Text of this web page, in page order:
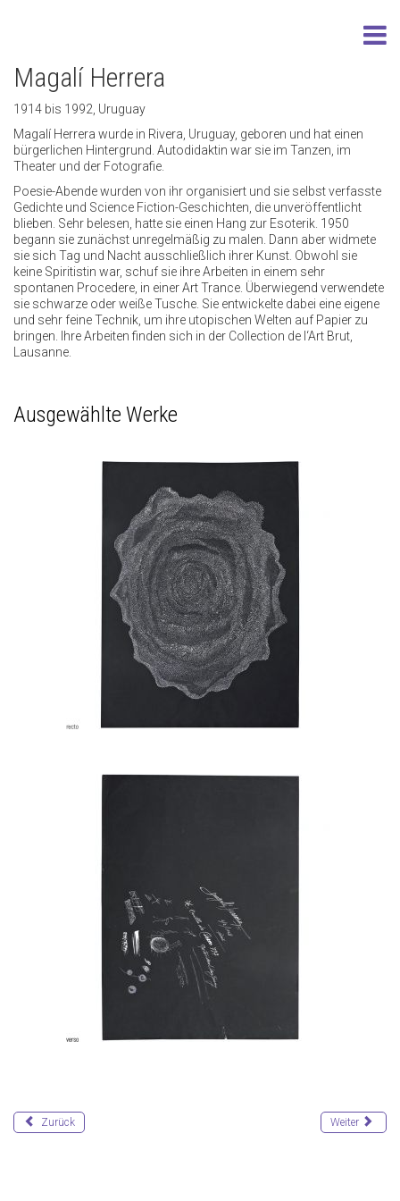
Magalí Herrera
1914 bis 1992, Uruguay
Magalí Herrera wurde in Rivera, Uruguay, geboren und hat einen
bürgerlichen Hintergrund. Autodidaktin war sie im Tanzen, im
Theater und der Fotografie.
Poesie-Abende wurden von ihr organisiert und sie selbst verfasste
Gedichte und Science Fiction-Geschichten, die unveröffentlicht
blieben. Sehr belesen, hatte sie einen Hang zur Esoterik. 1950
begann sie zunächst unregelmäßig zu malen. Dann aber widmete
sie sich Tag und Nacht ausschließlich ihrer Kunst. Obwohl sie
keine Spiritistin war, schuf sie ihre Arbeiten in einem sehr
spontanen Procedere, in einer Art Trance. Überwiegend verwendete
sie schwarze oder weiße Tusche. Sie entwickelte dabei eine eigene
und sehr feine Technik, um ihre utopischen Welten auf Papier zu
bringen. Ihre Arbeiten finden sich in der Collection de l‘Art Brut,
Lausanne.
Ausgewählte Werke
Zurück Weiter